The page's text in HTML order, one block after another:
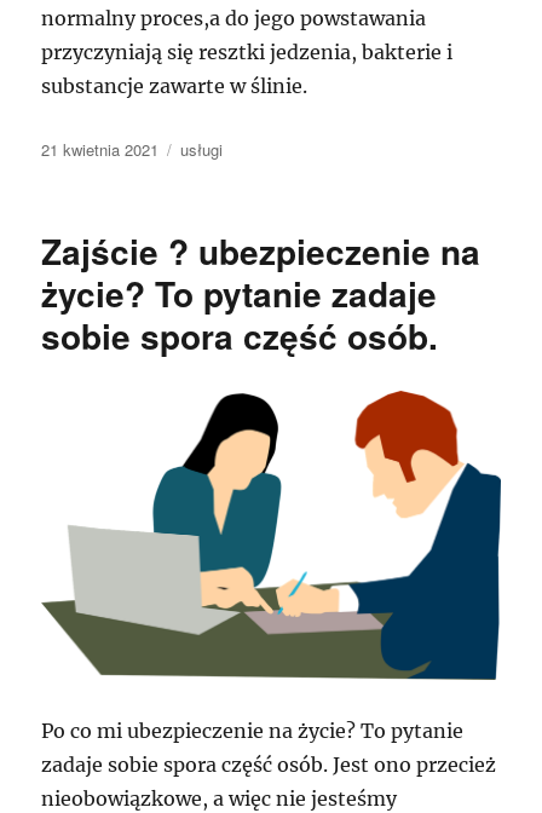
normalny proces,a do jego powstawania
przyczyniają się resztki jedzenia, bakterie i
substancje zawarte w ślinie.
Data
21 kwietnia 2021 Kategorie
usługi
Zajście ? ubezpieczenie na
życie? To pytanie zadaje
sobie spora część osób.
Po co mi ubezpieczenie na życie? To pytanie
zadaje sobie spora część osób. Jest ono przecież
nieobowiązkowe, a więc nie jesteśmy